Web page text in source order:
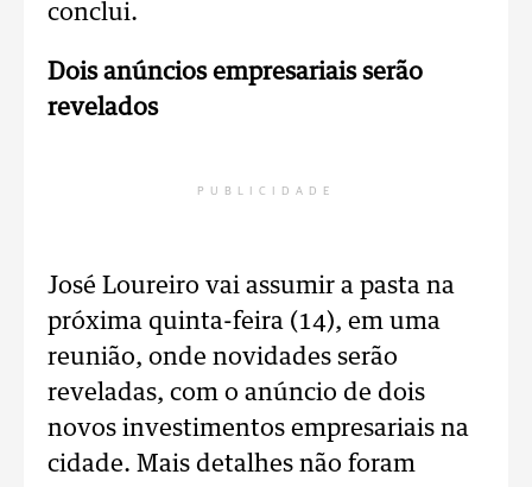
conclui.
Dois anúncios empresariais serão
revelados
PUBLICIDADE
José Loureiro vai assumir a pasta na
próxima quinta-feira (14), em uma
reunião, onde novidades serão
reveladas, com o anúncio de dois
novos investimentos empresariais na
cidade. Mais detalhes não foram